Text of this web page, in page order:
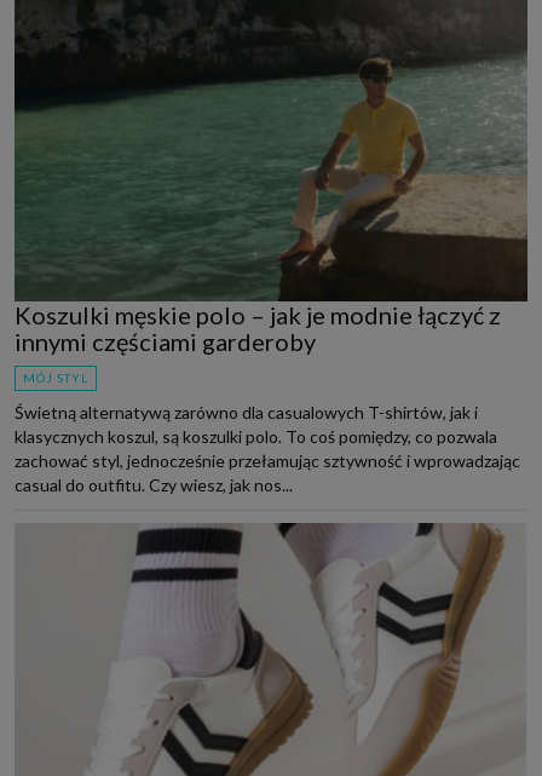
Koszulki męskie polo – jak je modnie łączyć z
innymi częściami garderoby
MÓJ STYL
Świetną alternatywą zarówno dla casualowych T-shirtów, jak i
klasycznych koszul, są koszulki polo. To coś pomiędzy, co pozwala
zachować styl, jednocześnie przełamując sztywność i wprowadzając
casual do outfitu. Czy wiesz, jak nos...